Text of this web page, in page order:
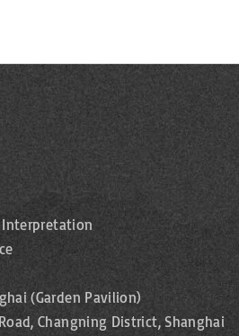
Interpretation
(Garden Pavilion)
Changning District, Shanghai